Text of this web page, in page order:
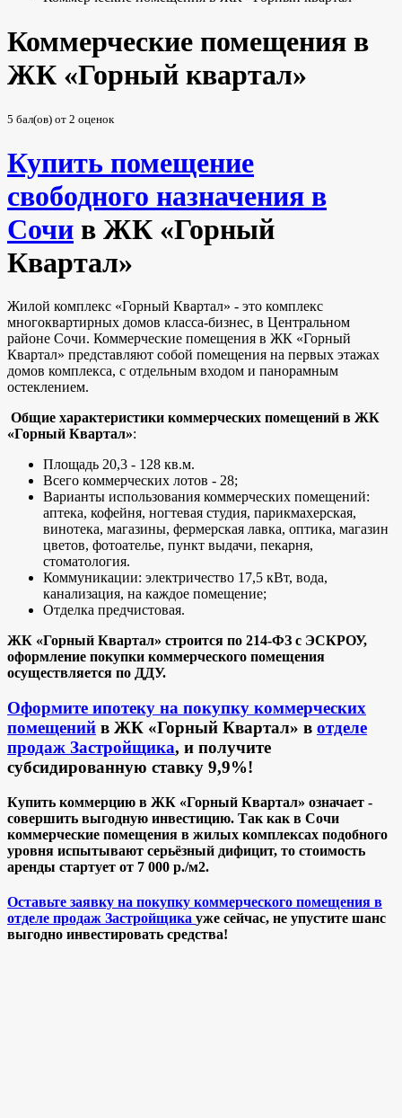
Коммерческие помещения в
ЖК «Горный квартал»
5 бал(ов) от 2 оценок
Купить помещение
свободного назначения в
Сочи в ЖК «Горный
Квартал»
Жилой комплекс «Горный Квартал» - это комплекс
многоквартирных домов класса-бизнес, в Центральном
районе Сочи. Коммерческие помещения в ЖК «Горный
Квартал» представляют собой помещения на первых этажах
домов комплекса, с отдельным входом и панорамным
остеклением.
Общие характеристики коммерческих помещений в ЖК
«Горный Квартал»:
Площадь 20,3 - 128 кв.м.
Всего коммерческих лотов - 28;
Варианты использования коммерческих помещений:
аптека, кофейня, ногтевая студия, парикмахерская,
винотека, магазины, фермерская лавка, оптика, магазин
цветов, фотоателье, пункт выдачи, пекарня,
стоматология.
Коммуникации: электричество 17,5 кВт, вода,
канализация, на каждое помещение;
Отделка предчистовая.
ЖК «Горный Квартал» строится по 214-ФЗ с ЭСКРОУ,
оформление покупки коммерческого помещения
осуществляется по ДДУ.
Оформите ипотеку на покупку коммерческих
помещений в ЖК «Горный Квартал» в отделе
продаж Застройщика, и получите
субсидированную ставку 9,9%!
Купить коммерцию в ЖК «Горный Квартал» означает -
совершить выгодную инвестицию. Так как в Сочи
коммерческие помещения в жилых комплексах подобного
уровня испытывают серьёзный дифицит, то стоимость
аренды стартует от 7 000 р./м2.
Оставьте заявку на покупку коммерческого помещения в
отделе продаж Застройщика уже сейчас, не упустите шанс
выгодно инвестировать средства!